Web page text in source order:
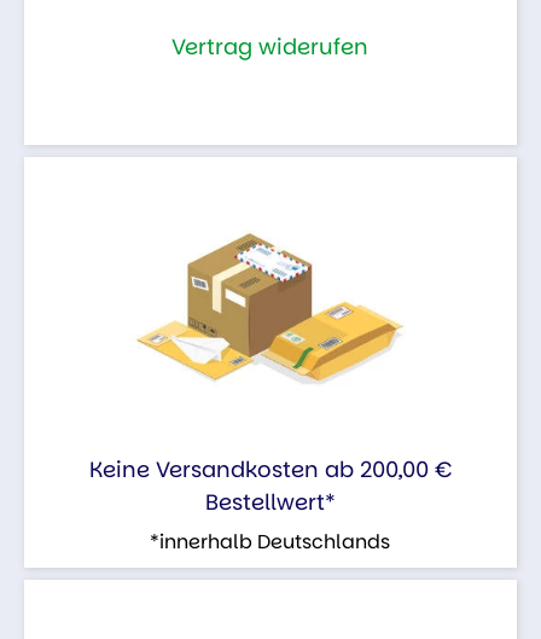
Vertrag widerufen
Keine Versandkosten ab 200,00 €
Bestellwert*
*innerhalb Deutschlands